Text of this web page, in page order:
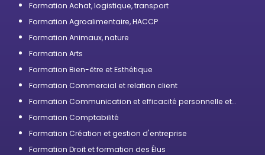
Formation Achat, logistique, transport
Formation Agroalimentaire, HACCP
Formation Animaux, nature
Formation Arts
Formation Bien-être et Esthétique
Formation Commercial et relation client
Formation Communication et efficacité personnelle et
Formation Comptabilité
Formation Création et gestion d'entreprise
Formation Droit et formation des Élus